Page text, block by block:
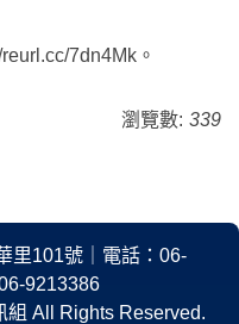
7dn4Mk。
瀏覽數: 339
里101號｜電話：06-
9213386
All Rights Reserved.